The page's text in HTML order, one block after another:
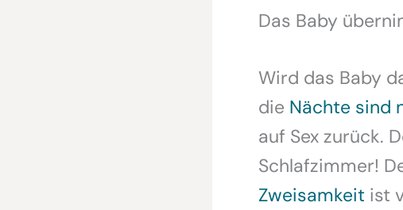
Das Baby
Wird das Baby
die Nächte sind
auf Sex zurück.
Schlafzimmer!
Zweisamkeitist